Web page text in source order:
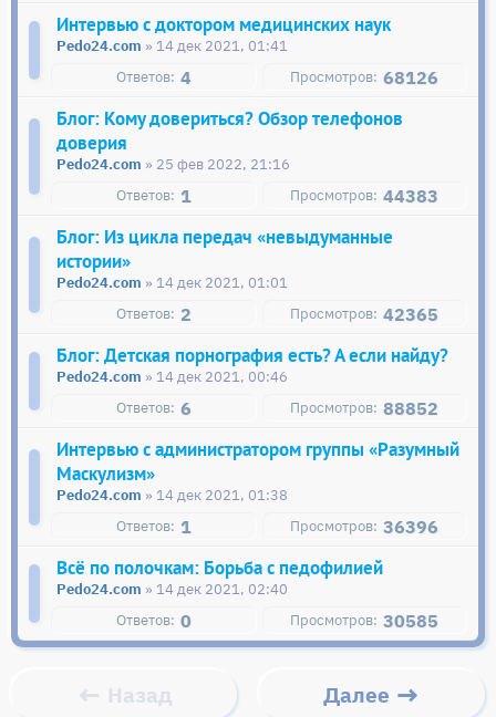
Интервью с доктором медицинских наук
Pedo24.com » 14 дек 2021, 01:41
4 68126
Блог: Кому довериться? Обзор телефонов
доверия
Pedo24.com » 25 фев 2022, 21:16
1 44383
Блог: Из цикла передач «невыдуманные
истории»
Pedo24.com » 14 дек 2021, 01:01
2 42365
Блог: Детская порнография есть? А если найду?
Pedo24.com » 14 дек 2021, 00:46
6 88852
Интервью с администратором группы «Разумный
Маскулизм»
Pedo24.com » 14 дек 2021, 01:38
1 36396
Всё по полочкам: Борьба с педофилией
Pedo24.com » 14 дек 2021, 02:40
0 30585
Назад Далее